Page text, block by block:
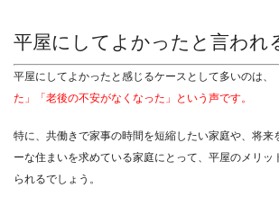
平屋にしてよかったと言われ
平屋にしてよかったと感じるケースとして多いのは、
た」「老後の不安がなくなった」という声です。
特に、共働きで家事の時間を短縮したい家庭や、将来
ーな住まいを求めている家庭にとって、平屋のメリッ
られるでしょう。